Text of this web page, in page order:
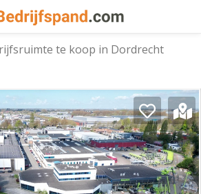
te koop in Dordrecht